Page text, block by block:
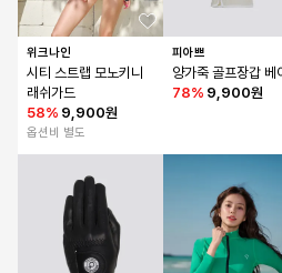
위크나인
시티 스트랩 모노키니
래쉬가드
58% 9,900원
옵션비 별도
피아쁘
양가죽 골프장갑 베
78% 9,900원